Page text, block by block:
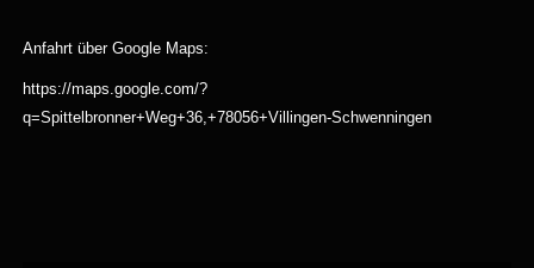
Anfahrt über Google Maps:
https://maps.google.com/?
q=Spittelbronner+Weg+36,+78056+Villingen-Schwenningen